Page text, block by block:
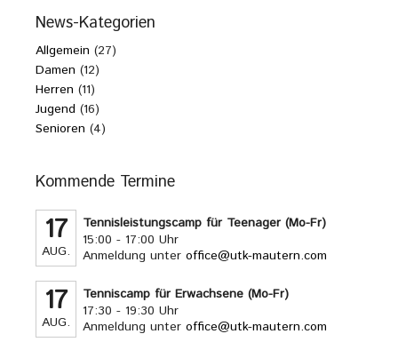
News-Kategorien
Allgemein (27)
Damen (12)
Herren (11)
Jugend (16)
Senioren (4)
Kommende Termine
17
AUG.
Tennisleistungscamp für Teenager (Mo-Fr)
15:00 - 17:00 Uhr
Anmeldung unteroffice@utk-mautern.com
17
AUG.
Tenniscamp für Erwachsene (Mo-Fr)
17:30 - 19:30 Uhr
Anmeldung unteroffice@utk-mautern.com